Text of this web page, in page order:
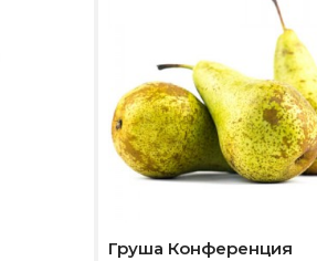
Груша Конференция